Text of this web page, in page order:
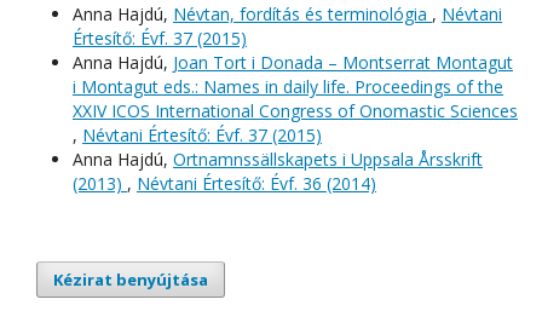
Anna Hajdú, Névtan, fordítás és terminológia , Névtani
Értesítő: Évf. 37 (2015)
Anna Hajdú, Joan Tort i Donada – Montserrat Montagut
i Montagut eds.: Names in daily life. Proceedings of the
XXIV ICOS International Congress of Onomastic Sciences
, Névtani Értesítő: Évf. 37 (2015)
Anna Hajdú, Ortnamnssällskapets i Uppsala Årsskrift
(2013) , Névtani Értesítő: Évf. 36 (2014)
Kézirat benyújtása